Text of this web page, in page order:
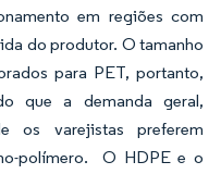
em regiões com
do produtor. O tamanho
para PET, portanto,
que a demanda geral,
os varejistas preferem
polímero. O HDPE e o